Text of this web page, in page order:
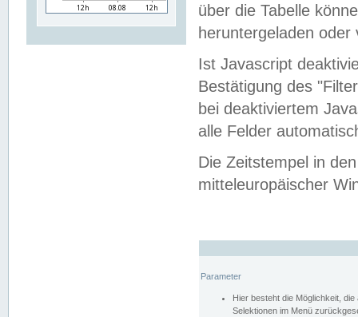
über die Tabelle
heruntergeladen oder
Ist Javascript
Bestätigung des
bei deaktiviertem
alle Felder
Die Zeitstempel in
mitteleuropäischer
Parameter
Hier besteht die Möglichkeit,
Selektionen im Menü